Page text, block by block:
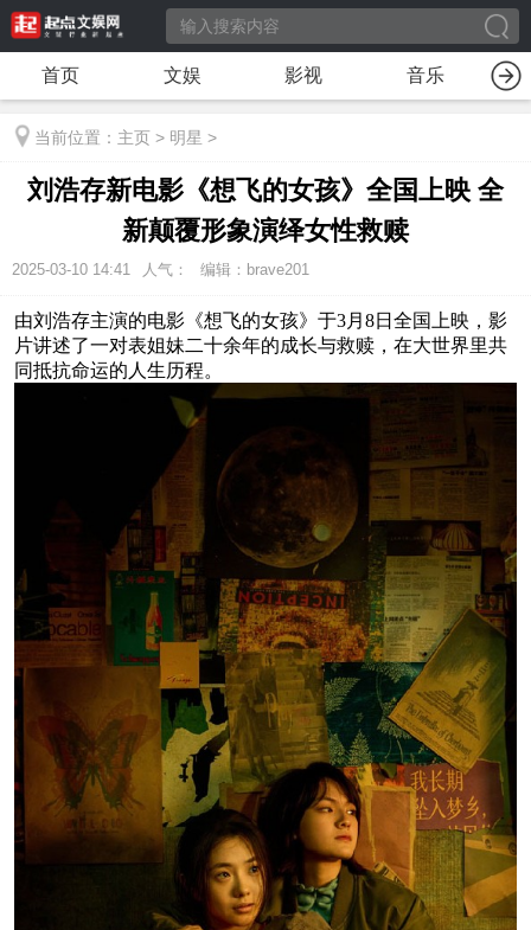
首页 文娱 影视 音乐
当前位置： 主页 > 明星 >
刘浩存新电影《想飞的女孩》全国上映 全
新颠覆形象演绎女性救赎
2025-03-10 14:41 人气： 编辑：brave201
由刘浩存主演的电影《想飞的女孩》于3月8日全国上映，影
片讲述了一对表姐妹二十余年的成长与救赎，在大世界里共
同抵抗命运的人生历程。